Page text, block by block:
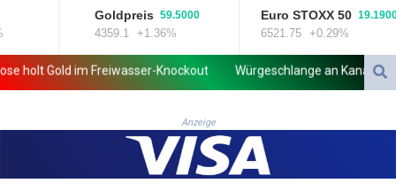
AMD 422.196577
AOA 1057.72755
ARS 1728.022837
AUD 1.6396
AZN 1.938486
BAM 1.956247
BBD 2.325032
BDT 142.892687
Goldpreis 59.5000
4359.1 +1.36%
Euro STOXX 50 19.1900
6521.75 +0.29%
Gold im Freiwasser-Knockout Würgeschlange an Kanalufer in
Anzeige